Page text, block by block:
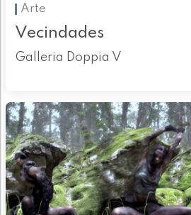
Arte
Vecindades
Galleria Doppia V